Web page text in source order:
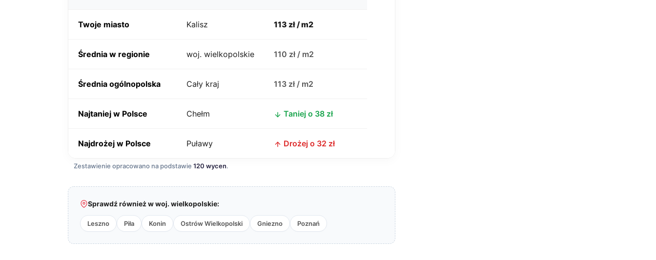
Twoje miasto Kalisz 113 zł / m2
Średnia w regionie woj. wielkopolskie 110 zł / m2
Średnia ogólnopolska Cały kraj 113 zł / m2
Najtaniej w Polsce Chełm Taniej o 38 zł
Najdrożej w Polsce Puławy Drożej o 32 zł
Zestawienie opracowano na podstawie 120 wycen.
Sprawdź również w woj. wielkopolskie:
Leszno Piła Konin Ostrów Wielkopolski Gniezno Poznań